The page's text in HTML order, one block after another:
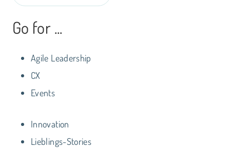
Go for ...
Agile Leadership
CX
Events
Innovation
Lieblings-Stories